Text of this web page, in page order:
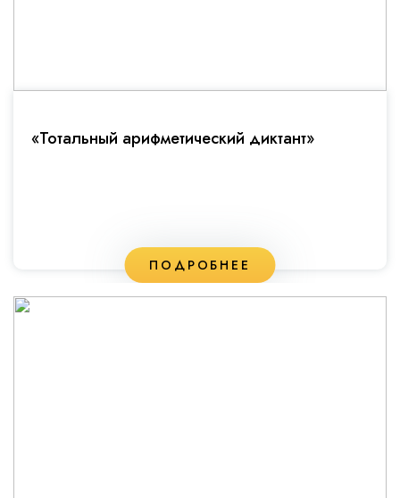
«Тотальный арифметический диктант»
ПОДРОБНЕЕ